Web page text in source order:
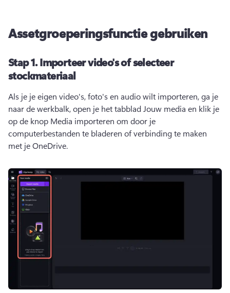
Assetgroeperingsfunctie gebruiken
Stap 1.Importeer video's of selecteer
stockmateriaal
Als je je eigen video's, foto's en audio wilt importeren, ga je
naar de werkbalk, open je het tabblad Jouw media en klik je
op de knop Media importeren om door je
computerbestanden te bladeren of verbinding te maken
met je OneDrive.